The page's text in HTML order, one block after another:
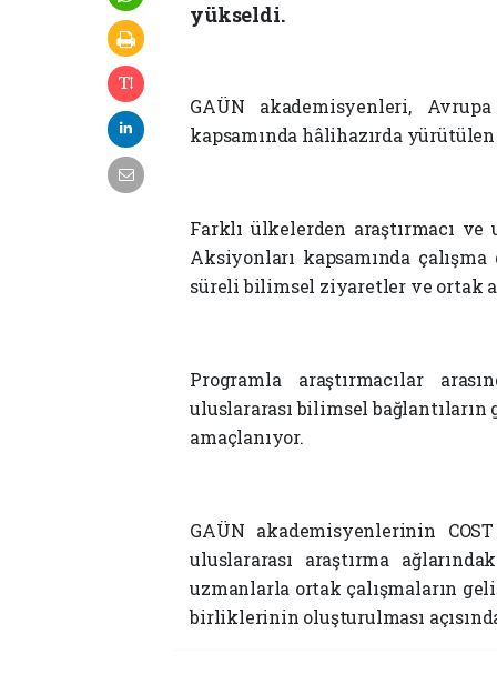
yükseldi.
GAÜN akademisyenleri,
kapsamında hâlihazırda
Farklı ülkelerden araştırmacı ve
Aksiyonları kapsamında
süreli bilimsel ziyaretler ve ortak
Programla araştırmacılar
uluslararası bilimsel
amaçlanıyor.
GAÜN akademisyenlerinin
uluslararası araştırma
uzmanlarla ortak çalışmaların
birliklerinin oluşturulması